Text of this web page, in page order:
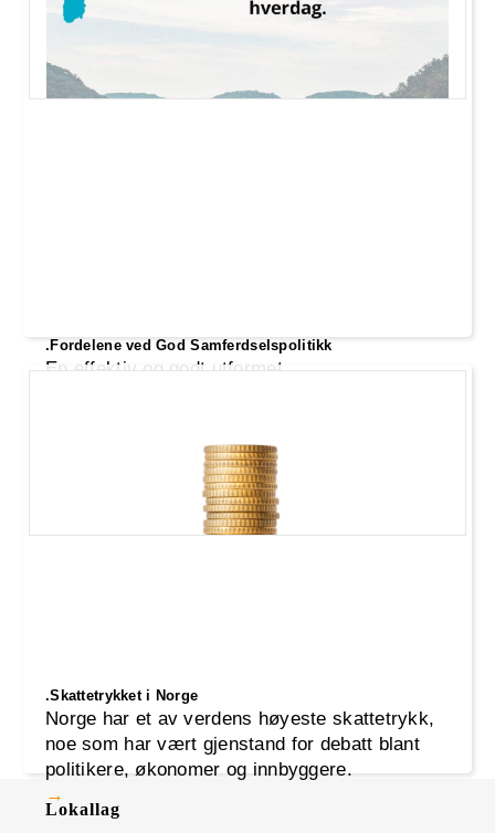
.Fordelene ved God Samferdselspolitikk
En effektiv og godt utformet
fornuft og innbyggernes livskvalitet.
.Skattetrykket i Norge
Norge har et av verdens høyeste skattetrykk,
noe som har vært gjenstand for debatt blant
politikere, økonomer og innbyggere.
Lokallag